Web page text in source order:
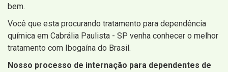
bem.
Você que esta procurando tratamento para dependência
química em Cabrália Paulista - SP venha conhecer o melhor
tratamento com Ibogaína do Brasil.
Nosso processo de internação para dependentes de